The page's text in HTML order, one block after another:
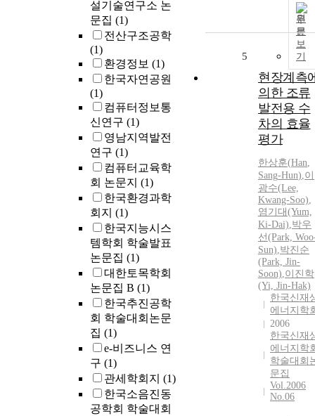
설기술연구소 논
문집 (1)
전산구조공학
(1)
환경정보 (1)
한국자연공원
(1)
컴퓨터정보통
신연구 (1)
영남지역발전
연구 (1)
컴퓨터교육학
회 논문지 (1)
한국환경과학
회지 (1)
한국지능시스
템학회 학술발표
논문집 (1)
대한토목학회
논문집 B (1)
한국추진공학
회 학술대회논문
집 (1)
e-비즈니스 연
구 (1)
관세학회지 (1)
한국소음진동
공학회 학술대회
원
문
보
기
5
현장계측
의한 조류
발전용 수
차의 효율
평가
한상훈(Han,
Sang-Hun),이
광수(Lee,
Kwang-Soo),
염기대(Yum,
Ki-Dai),박우
선(Park,
Sun),박진순
(Park, Jin-
Soon),이진학
(Yi, Jin-Hak)
한국신재
에너지학
2006
한국신재
에너지학
학술대회
문집
Vol.2006
No.06